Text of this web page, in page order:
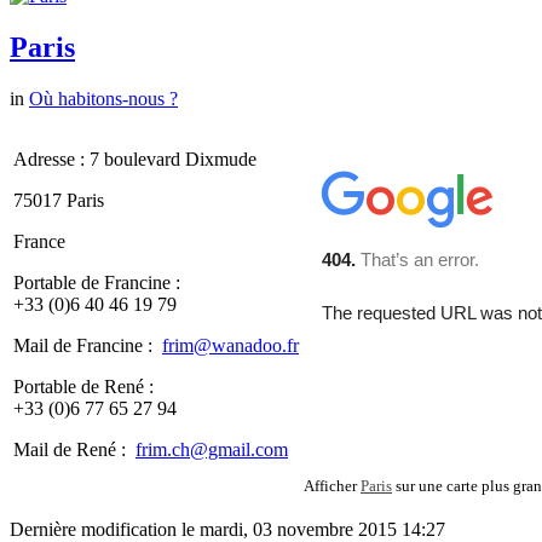
Paris
in Où habitons-nous ?
Adresse : 7 boulevard Dixmude
75017 Paris
France
Portable de Francine :
+33 (0)6 40 46 19 79
Mail de Francine : frim@wanadoo.fr
Portable de René :
+33 (0)6 77 65 27 94
Mail de René : frim.ch@gmail.com
AfficherParis sur une carte plus
Dernière modification le mardi, 03 novembre 2015 14:27